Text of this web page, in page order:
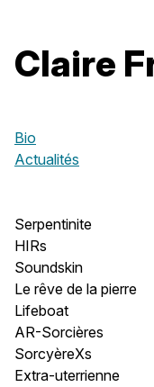
Claire
Bio
Actualités
Serpentinite
HIRs
Soundskin
Le rêve de la pierre
Lifeboat
AR-Sorcières
SorcyèreXs
Extra-uterrienne